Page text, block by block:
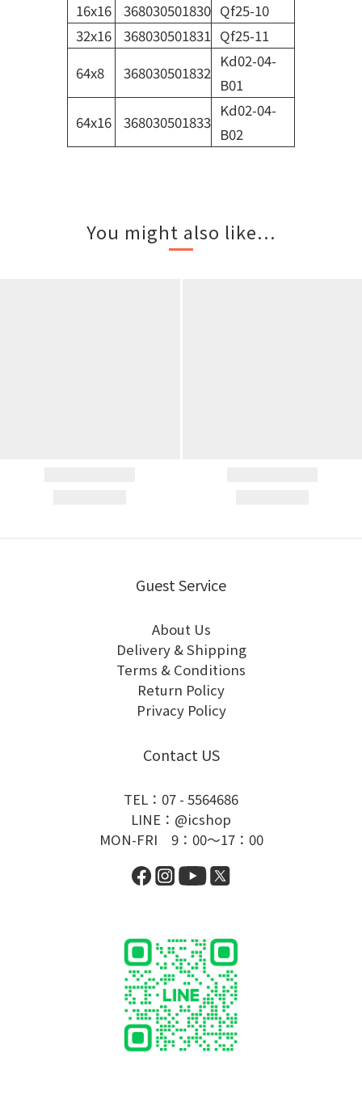
16x16
368030501830 Qf25-10
32x16
368030501831 Qf25-11
64x8
368030501832
Kd02-04-
B01
64x16
368030501833
Kd02-04-
B02
You might also like...
Guest Service
About Us
Delivery & Shipping
Terms & Conditions
Return Policy
Privacy Policy
Contact US
TEL：07 - 5564686
LINE：@icshop
MON-FRI 9：00～17：00